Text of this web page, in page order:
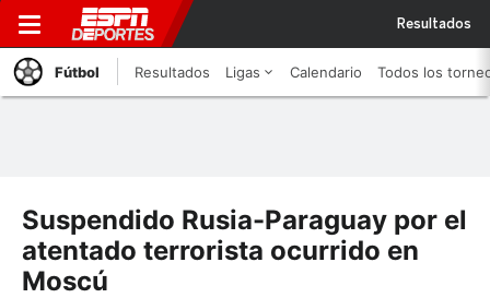
Resultados
Fútbol Resultados Ligas Calendario Todos los
Suspendido Rusia-Paraguay por el
atentado terrorista ocurrido en
Moscú